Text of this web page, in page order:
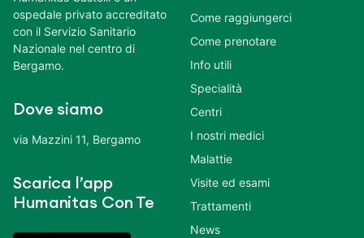
ospedale privato accreditato
con il Servizio Sanitario
Nazionale nel centro di
Bergamo.
Dove siamo
via Mazzini 11, Bergamo
Scarica l’app
Humanitas Con Te
Come raggiungerci
Come prenotare
Info utili
Specialità
Centri
I nostri medici
Malattie
Visite ed esami
Trattamenti
News